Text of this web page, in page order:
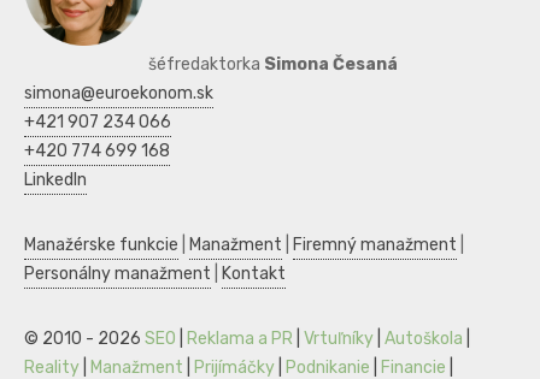
šéfredaktorka Simona Česaná
simona@euroekonom.sk
+421 907 234 066
+420 774 699 168
LinkedIn
Manažérske funkcie Manažment Firemný manažment
Personálny manažment
Kontakt
© 2010 - 2026 SEO Reklama a PR Vrtuľníky Autoškola
Reality
Manažment Prijímáčky Podnikanie Financie